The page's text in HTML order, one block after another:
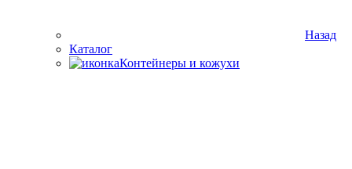
Назад
Каталог
Контейнеры и кожухи